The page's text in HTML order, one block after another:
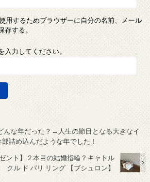
用するためブラウザーに自分の名前、メール
存する。
入力してください。
んな年だった？→人生の節目となる大きなイ
詰め込んだような年でした！
ント】２本目の結婚指輪？キャトル
クル ド パリ リング 【ブシュロン】